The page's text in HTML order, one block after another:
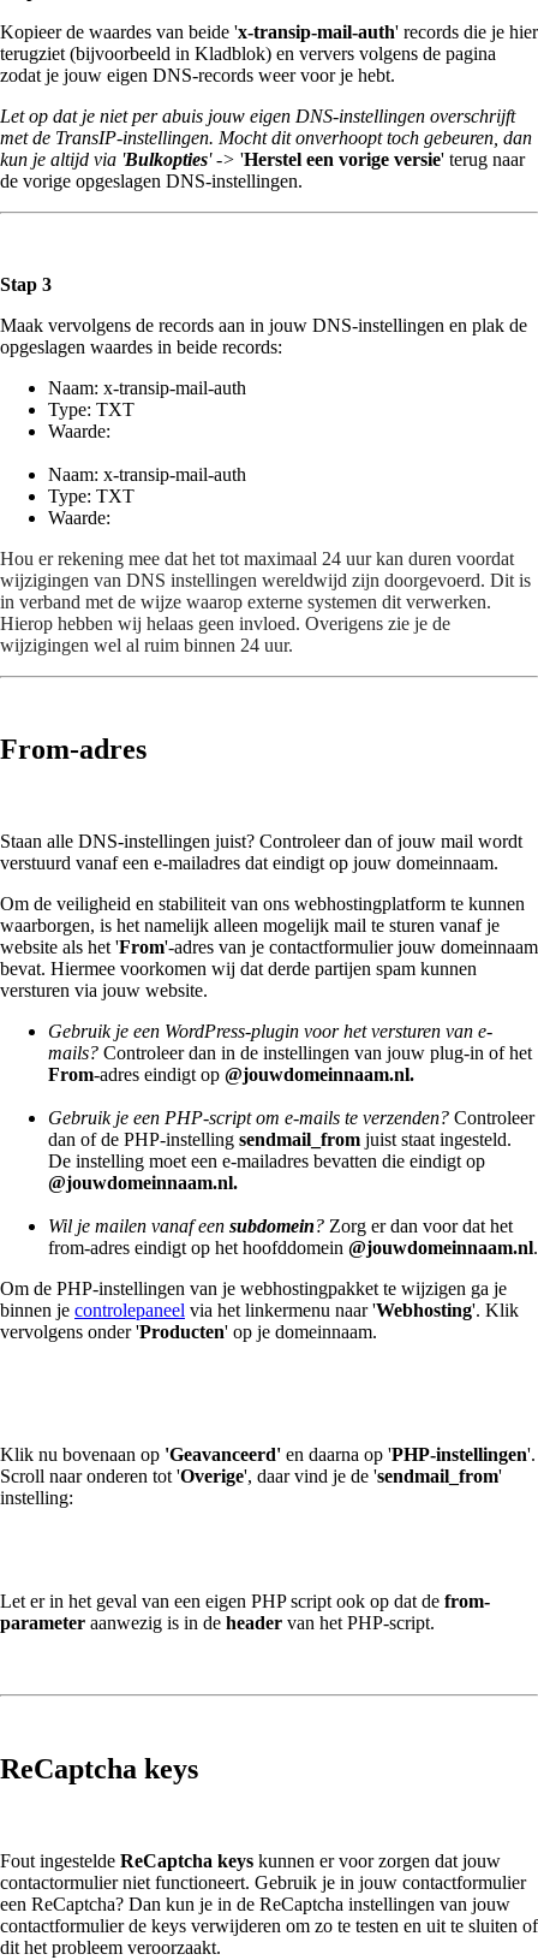
Kopieer de waardes van beide 'x-transip-mail-auth' records die je hier
terugziet (bijvoorbeeld in Kladblok) en ververs volgens de pagina
zodat je jouw eigen DNS-records weer voor je hebt.
Let op dat je niet per abuis jouw eigen DNS-instellingen overschrijft
met de TransIP-instellingen. Mocht dit onverhoopt toch gebeuren, dan
kun je altijd via 'Bulkopties' -> 'Herstel een vorige versie' terug naar
de vorige opgeslagen DNS-instellingen.
Stap 3
Maak vervolgens de records aan in jouw DNS-instellingen en plak de
opgeslagen waardes in beide records:
Naam: x-transip-mail-auth
Type: TXT
Waarde:
Naam: x-transip-mail-auth
Type: TXT
Waarde:
Hou er rekening mee dat het tot maximaal 24 uur kan duren voordat
wijzigingen van DNS instellingen wereldwijd zijn doorgevoerd. Dit is
in verband met de wijze waarop externe systemen dit verwerken.
Hierop hebben wij helaas geen invloed. Overigens zie je de
wijzigingen wel al ruim binnen 24 uur.
From-adres
Staan alle DNS-instellingen juist? Controleer dan of jouw mail wordt
verstuurd vanaf een e-mailadres dat eindigt op jouw domeinnaam.
Om de veiligheid en stabiliteit van ons webhostingplatform te kunnen
waarborgen, is het namelijk alleen mogelijk mail te sturen vanaf je
website als het 'From'-adres van je contactformulier jouw domeinnaam
bevat. Hiermee voorkomen wij dat derde partijen spam kunnen
versturen via jouw website.
Gebruik je een WordPress-plugin voor het versturen van e-
mails? Controleer dan in de instellingen van jouw plug-in of het
From-adres eindigt op @jouwdomeinnaam.nl.
Gebruik je een PHP-script om e-mails te verzenden? Controleer
dan of de PHP-instelling sendmail_from juist staat ingesteld.
De instelling moet een e-mailadres bevatten die eindigt op
@jouwdomeinnaam.nl.
Wil je mailen vanaf een subdomein? Zorg er dan voor dat het
from-adres eindigt op het hoofddomein @jouwdomeinnaam.nl.
Om de PHP-instellingen van je webhostingpakket te wijzigen ga je
binnen je controlepaneel via het linkermenu naar 'Webhosting'. Klik
vervolgens onder 'Producten' op je domeinnaam.
Klik nu bovenaan op 'Geavanceerd' en daarna op 'PHP-instellingen'.
Scroll naar onderen tot 'Overige', daar vind je de 'sendmail_from'
instelling:
Let er in het geval van een eigen PHP script ook op dat de from-
parameter aanwezig is in de header van het PHP-script.
ReCaptcha keys
Fout ingestelde ReCaptcha keys kunnen er voor zorgen dat jouw
contactormulier niet functioneert. Gebruik je in jouw contactformulier
een ReCaptcha? Dan kun je in de ReCaptcha instellingen van jouw
contactformulier de keys verwijderen om zo te testen en uit te sluiten of
dit het probleem veroorzaakt.